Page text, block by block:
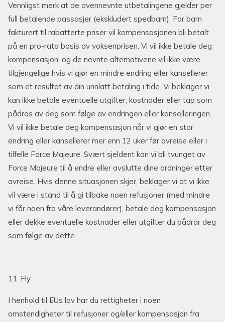
Vennligst merk at de ovennevnte utbetalingene gjelder per
full betalende passasjer (ekskludert spedbarn). For barn
fakturert til rabatterte priser vil kompensasjonen bli betalt
på en pro-rata basis av voksenprisen. Vi vil ikke betale deg
kompensasjon, og de nevnte alternativene vil ikke være
tilgjengelige hvis vi gjør en mindre endring eller kansellerer
som et resultat av din unnlatt betaling i tide. Vi beklager vi
kan ikke betale eventuelle utgifter, kostnader eller tap som
pådras av deg som følge av endringen eller kanselleringen.
Vi vil ikke betale deg kompensasjon når vi gjør en stor
endring eller kansellerer mer enn 12 uker før avreise eller i
tilfelle Force Majeure. Svært sjeldent kan vi bli tvunget av
Force Majeure til å endre eller avslutte dine ordninger etter
avreise. Hvis denne situasjonen skjer, beklager vi at vi ikke
vil være i stand til å gi tilbake noen refusjoner (med mindre
vi får noen fra våre leverandører), betale deg kompensasjon
eller dekke eventuelle kostnader eller utgifter du pådrar deg
som følge av dette.
11. Fly
I henhold til EUs lov har du rettigheter i noen
omstendigheter til refusjoner og/eller kompensasjon fra